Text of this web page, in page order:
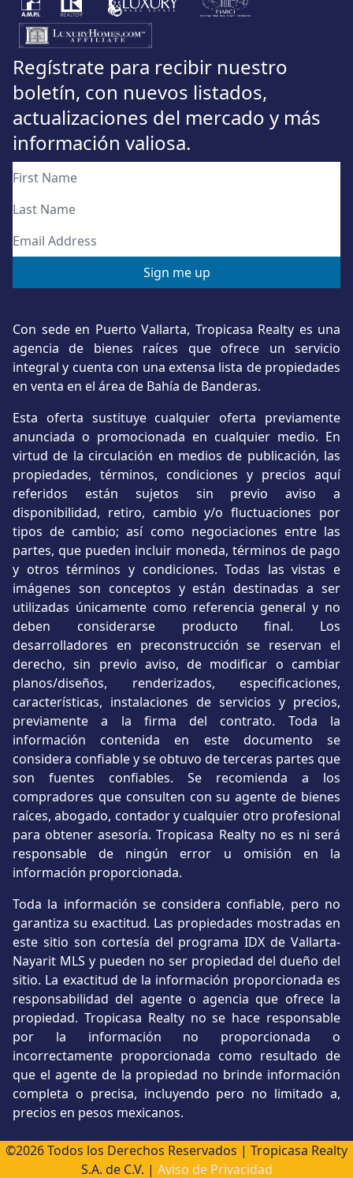
Regístrate para recibir nuestro
boletín, con nuevos listados,
actualizaciones del mercado y más
información valiosa.
Con sede en Puerto Vallarta, Tropicasa Realty es una
agencia de bienes raíces que ofrece un servicio
integral y cuenta con una extensa lista de propiedades
en venta en el área de Bahía de Banderas.
Esta oferta sustituye cualquier oferta previamente
anunciada o promocionada en cualquier medio. En
virtud de la circulación en medios de publicación, las
propiedades, términos, condiciones y precios aquí
referidos están sujetos sin previo aviso a
disponibilidad, retiro, cambio y/o fluctuaciones por
tipos de cambio; así como negociaciones entre las
partes, que pueden incluir moneda, términos de pago
y otros términos y condiciones. Todas las vistas e
imágenes son conceptos y están destinadas a ser
utilizadas únicamente como referencia general y no
deben considerarse producto final. Los
desarrolladores en preconstrucción se reservan el
derecho, sin previo aviso, de modificar o cambiar
planos/diseños, renderizados, especificaciones,
características, instalaciones de servicios y precios,
previamente a la firma del contrato. Toda la
información contenida en este documento se
considera confiable y se obtuvo de terceras partes que
son fuentes confiables. Se recomienda a los
compradores que consulten con su agente de bienes
raíces, abogado, contador y cualquier otro profesional
para obtener asesoría. Tropicasa Realty no es ni será
responsable de ningún error u omisión en la
información proporcionada.
Toda la información se considera confiable, pero no
garantiza su exactitud. Las propiedades mostradas en
este sitio son cortesía del programa IDX de Vallarta-
Nayarit MLS y pueden no ser propiedad del dueño del
sitio. La exactitud de la información proporcionada es
responsabilidad del agente o agencia que ofrece la
propiedad. Tropicasa Realty no se hace responsable
por la información no proporcionada o
incorrectamente proporcionada como resultado de
que el agente de la propiedad no brinde información
completa o precisa, incluyendo pero no limitado a,
precios en pesos mexicanos.
©2026 Todos los Derechos Reservados | Tropicasa Realty
S.A. de C.V. | Aviso de Privacidad